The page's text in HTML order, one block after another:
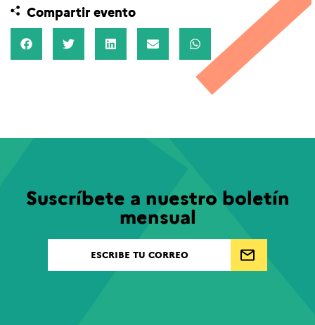
Compartir evento
Suscríbete a nuestro boletín
mensual